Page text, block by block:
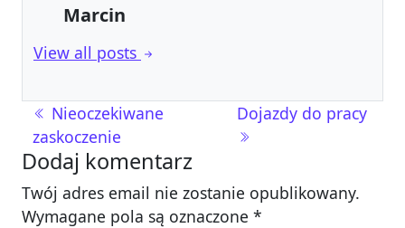
Marcin
View all posts
Nawigacja wpisu
Nieoczekiwane
zaskoczenie
Dojazdy do pracy
Dodaj komentarz
Twój adres email nie zostanie opublikowany.
Wymagane pola są oznaczone *